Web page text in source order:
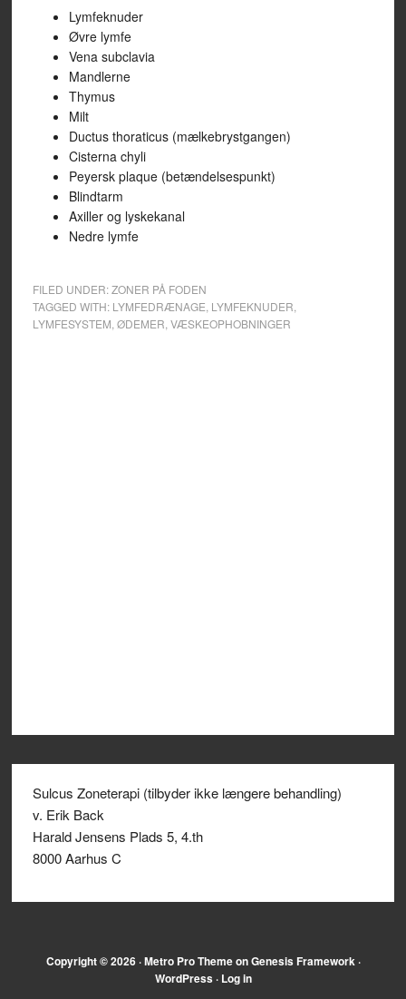
Lymfeknuder
Øvre lymfe
Vena subclavia
Mandlerne
Thymus
Milt
Ductus thoraticus (mælkebrystgangen)
Cisterna chyli
Peyersk plaque (betændelsespunkt)
Blindtarm
Axiller og lyskekanal
Nedre lymfe
FILED UNDER:ZONER PÅ FODEN
TAGGED WITH: LYMFEDRÆNAGE LYMFEKNUDER
LYMFESYSTEM ØDEMER VÆSKEOPHOBNINGER
Sulcus Zoneterapi (tilbyder ikke længere behandling)
v. Erik Back
Harald Jensens Plads 5, 4.th
8000 Aarhus C
Copyright © 2026 ·Metro Pro ThemeonGenesis Framework·
WordPress· Log in